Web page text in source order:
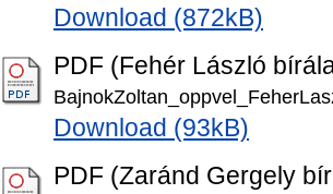
Download (872kB)
PDF (Fehér László
Download (93kB)
PDF (Zaránd Gergely